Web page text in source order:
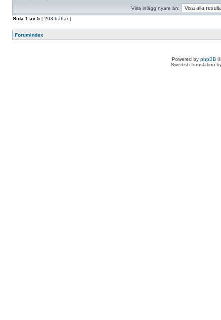
Visa inlägg nyare än:
Sida 1 av 5 [ 208 träffar ]
Forumindex
Powered by phpBB
Swedish translation